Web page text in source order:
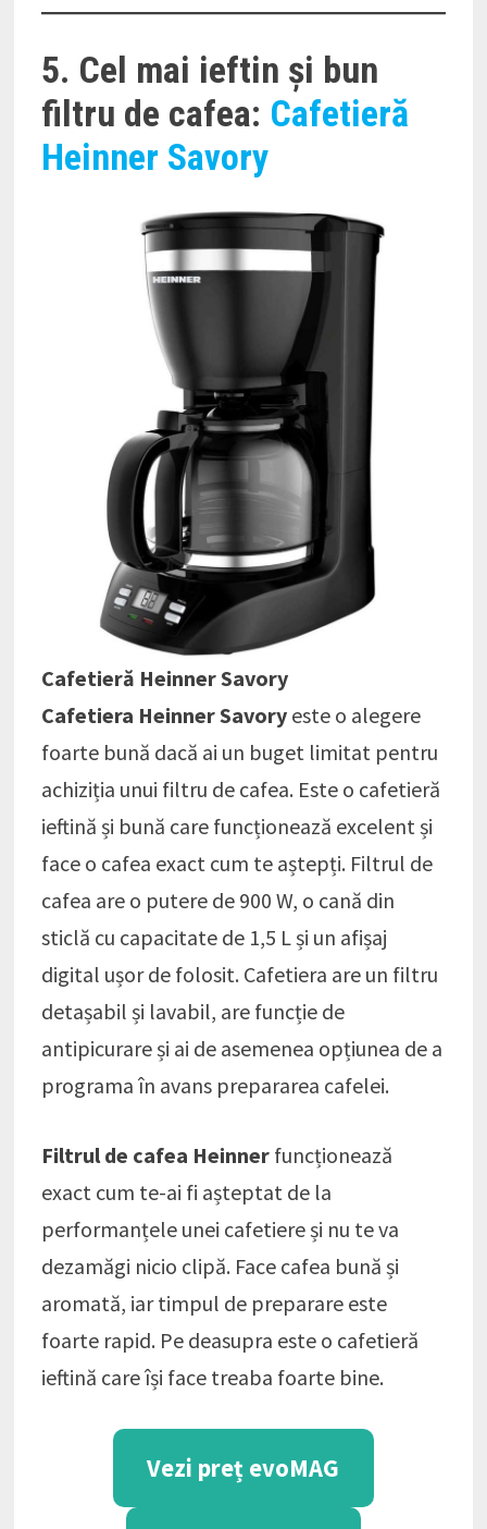
5. Cel mai ieftin și bun
filtru de cafea: Cafetieră
Heinner Savory
Cafetieră Heinner Savory
Cafetiera Heinner Savoryeste o alegere
foarte bună dacă ai un buget limitat pentru
achiziția unui filtru de cafea. Este o cafetieră
ieftină și bună care funcționează excelent și
face o cafea exact cum te aștepți. Filtrul de
cafea are o putere de 900 W, o cană din
sticlă cu capacitate de 1,5 L și un afișaj
digital ușor de folosit. Cafetiera are un filtru
detașabil și lavabil, are funcție de
antipicurare și ai de asemenea opțiunea de a
programa în avans prepararea cafelei.
Filtrul de cafea Heinnerfuncționează
exact cum te-ai fi așteptat de la
performanțele unei cafetiere și nu te va
dezamăgi nicio clipă. Face cafea bună și
aromată, iar timpul de preparare este
foarte rapid. Pe deasupra este o cafetieră
ieftină care își face treaba foarte bine.
Vezi preț evoMAG